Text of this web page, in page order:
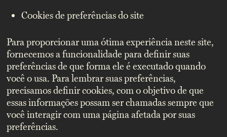
Cookies de preferências do site
Para proporcionar uma ótima experiência neste site,
fornecemos a funcionalidade para definir suas
preferências de que forma ele é executado quando
você o usa. Para lembrar suas preferências,
precisamos definir cookies, com o objetivo de que
essas informações possam ser chamadas sempre que
você interagir com uma página afetada por suas
preferências.